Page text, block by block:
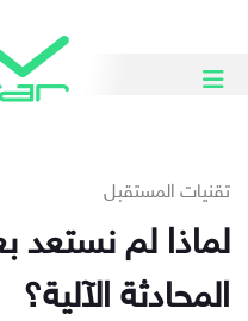
تقنيات المستقبل
لماذا لم نستعد
المحادثة الآلية؟